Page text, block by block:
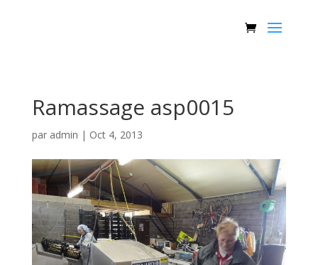
Ramassage asp0015
par admin | Oct 4, 2013